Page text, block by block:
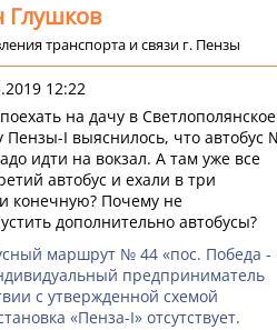
Глушков
транспорта и связи г. Пензы
12:22
на дачу в Светлополянское
Пензы-I выяснилось, что автобус
идти на вокзал. А там уже все
автобус и ехали в три
конечную? Почему не
дополнительно автобусы?
маршрут № 44 «пос. Победа -
предприниматель
с утвержденной схемой
«Пенза-I» отсутствует.